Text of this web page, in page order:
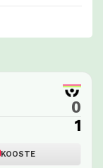
0
1
KOOSTE